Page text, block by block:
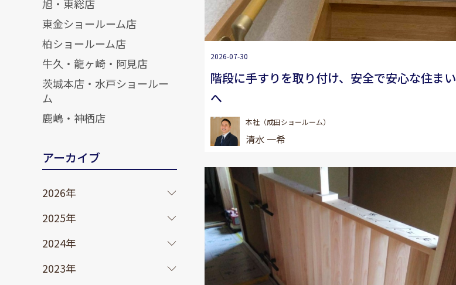
2026-07-30
階段に手すりを取り付け、安全で安心な住まい
へ
本社（成田ショールーム）
清水 一希
旭・東総店
東金ショールーム店
柏ショールーム店
牛久・龍ヶ崎・阿見店
茨城本店・水戸ショールー
ム
鹿嶋・神栖店
アーカイブ
2026年
2025年
2024年
2023年